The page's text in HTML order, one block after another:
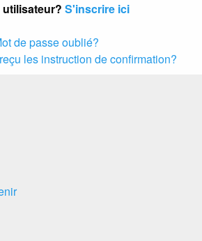
utilisateur? S'inscrire ici
de passe oublié?
les instruction de confirmation?